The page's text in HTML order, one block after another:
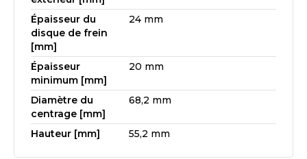
Épaisseur du
disque de frein
[mm]
24 mm
Épaisseur
minimum [mm]
20 mm
Diamètre du
centrage [mm]
68,2 mm
Hauteur [mm] 55,2 mm